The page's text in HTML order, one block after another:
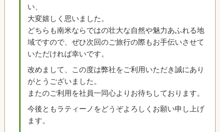
い、
大変嬉しく思いました。
どちらも南米ならではの壮大な自然や魅力あふれる地
域ですので、ぜひ次回のご旅行の際もお手伝いさせて
いただければ幸いです。
改めまして、この度は弊社をご利用いただき誠にあり
がとうございました。
またのご利用を社員一同心よりお待ちしております。
今後ともラティーノをどうぞよろしくお願い申し上げ
ます。